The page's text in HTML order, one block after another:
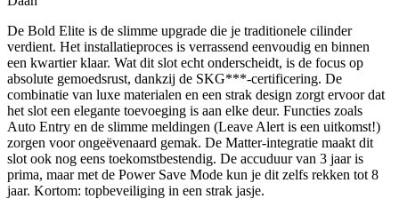
De Bold Elite is de slimme upgrade die je traditionele cilinder
verdient. Het installatieproces is verrassend eenvoudig en binnen
een kwartier klaar. Wat dit slot echt onderscheidt, is de focus op
absolute gemoedsrust, dankzij de SKG***-certificering. De
combinatie van luxe materialen en een strak design zorgt ervoor dat
het slot een elegante toevoeging is aan elke deur. Functies zoals
Auto Entry en de slimme meldingen (Leave Alert is een uitkomst!)
zorgen voor ongeëvenaard gemak. De Matter-integratie maakt dit
slot ook nog eens toekomstbestendig. De accuduur van 3 jaar is
prima, maar met de Power Save Mode kun je dit zelfs rekken tot 8
jaar. Kortom: topbeveiliging in een strak jasje.